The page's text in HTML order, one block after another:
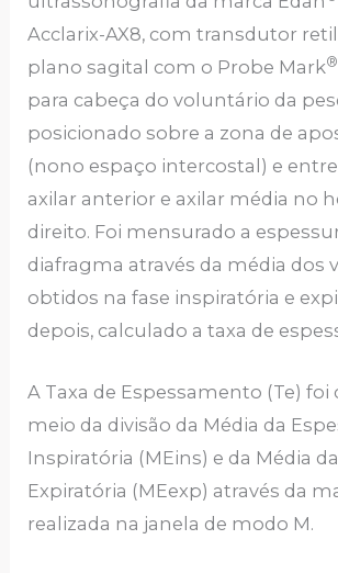
Acclarix-AX8, com transdutor
plano sagital com o Probe Mark®
para cabeça do voluntário da
posicionado sobre a zona de
(nono espaço intercostal) e
axilar anterior e axilar média no
direito. Foi mensurado a
diafragma através da média dos
obtidos na fase inspiratória e
depois, calculado a taxa de
A Taxa de Espessamento (Te)
meio da divisão da Média da
Inspiratória (MEins) e da Média
Expiratória (MEexp) através da
realizada na janela de modo M.